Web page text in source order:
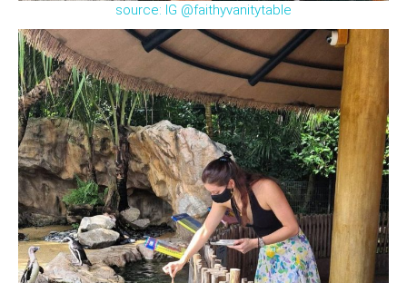
source: IG @faithyvanitytable